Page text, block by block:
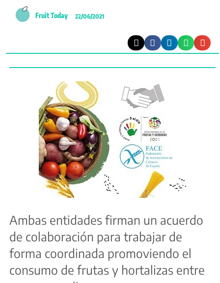
Fruit Today 22/06/2021
Ambas entidades firman un acuerdo
de colaboración para trabajar de
forma coordinada promoviendo el
consumo de frutas y hortalizas entre